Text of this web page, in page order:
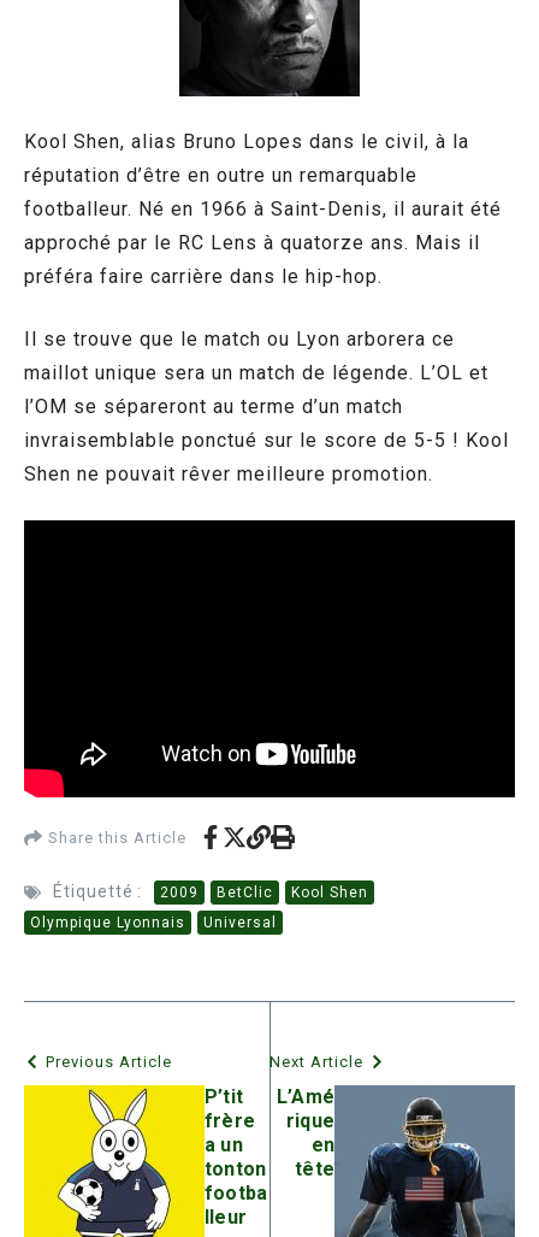
Kool Shen, alias Bruno Lopes dans le civil, à la
réputation d’être en outre un remarquable
footballeur. Né en 1966 à Saint-Denis, il aurait été
approché par le RC Lens à quatorze ans. Mais il
préféra faire carrière dans le hip-hop.
Il se trouve que le match ou Lyon arborera ce
maillot unique sera un match de légende. L’OL et
l’OM se sépareront au terme d’un match
invraisemblable ponctué sur le score de 5-5 ! Kool
Shen ne pouvait rêver meilleure promotion.
Share this Article
Étiquetté : 2009 BetClic
Kool Shen
Olympique Lyonnais
Universal
Previous Article
P’tit
frère
a un
tonton
footba
lleur
Next Article
L’Amé
rique
en
tête